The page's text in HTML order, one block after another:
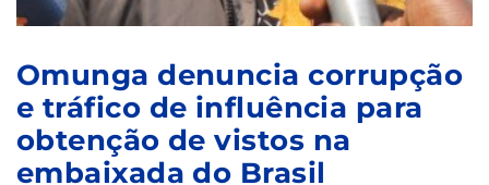
Omunga denuncia corrupção
e tráfico de influência para
obtenção de vistos na
embaixada do Brasil